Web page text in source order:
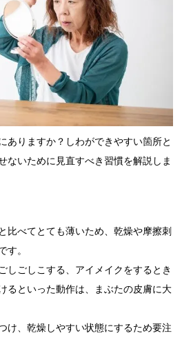
ありますか？しわができやすい箇所と
ないために見直すべき習慣を解説しま
比べてとても薄いため、乾燥や摩擦刺
す。
しごしこする、アイメイクをするとき
るといった動作は、まぶたの皮膚に大
け、乾燥しやすい状態にするため要注